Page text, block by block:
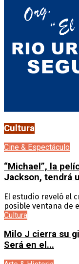
Cultura
Cine & Espectáculo
“Michael”, la
Jackson, tendrá
El estudio reveló el
posible ventana de
Cultura
Milo J cierra su
Será en el...